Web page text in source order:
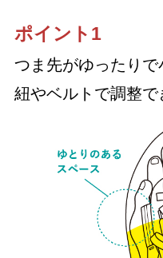
ポイント1
つま先がゆったり
紐やベルトで調整で